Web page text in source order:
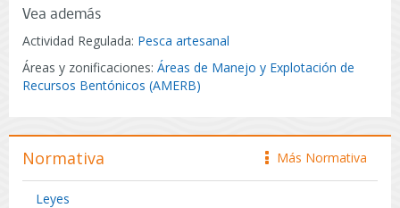
Vea además
Actividad Regulada: Pesca artesanal
Áreas y zonificaciones: Áreas de Manejo y Explotación de
Recursos Bentónicos (AMERB)
icono
Más Normativa
Normativa
Leyes